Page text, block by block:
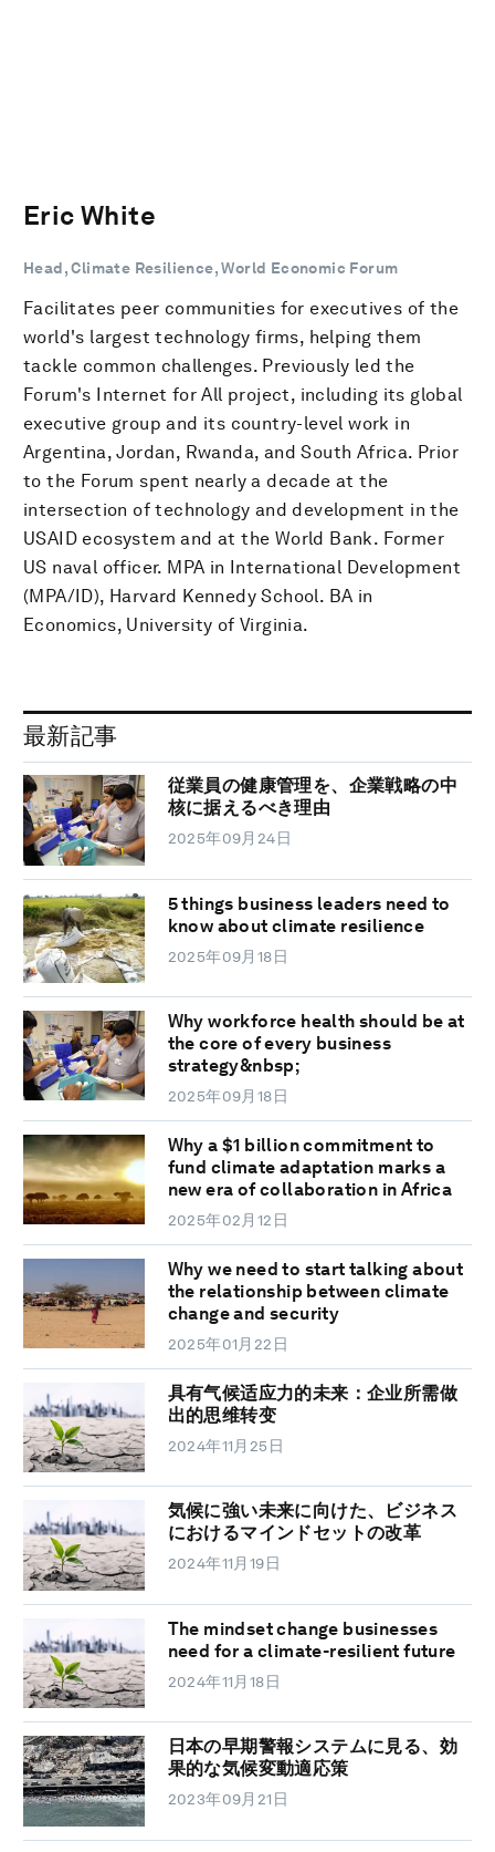
Eric White
Head, Climate Resilience, World Economic Forum
Facilitates peer communities for executives of the
world's largest technology firms, helping them
tackle common challenges. Previously led the
Forum's Internet for All project, including its global
executive group and its country-level work in
Argentina, Jordan, Rwanda, and South Africa. Prior
to the Forum spent nearly a decade at the
intersection of technology and development in the
USAID ecosystem and at the World Bank. Former
US naval officer. MPA in International Development
(MPA/ID), Harvard Kennedy School. BA in
Economics, University of Virginia.
最新記事
従業員の健康管理を、企業戦略の中
核に据えるべき理由
2025年09月24日
5 things business leaders need to
know about climate resilience
2025年09月18日
Why workforce health should be at
the core of every business
strategy&nbsp;
2025年09月18日
Why a $1 billion commitment to
fund climate adaptation marks a
new era of collaboration in Africa
2025年02月12日
Why we need to start talking about
the relationship between climate
change and security
2025年01月22日
具有气候适应力的未来：企业所需做
出的思维转变
2024年11月25日
気候に強い未来に向けた、ビジネス
におけるマインドセットの改革
2024年11月19日
The mindset change businesses
need for a climate-resilient future
2024年11月18日
日本の早期警報システムに見る、効
果的な気候変動適応策
2023年09月21日